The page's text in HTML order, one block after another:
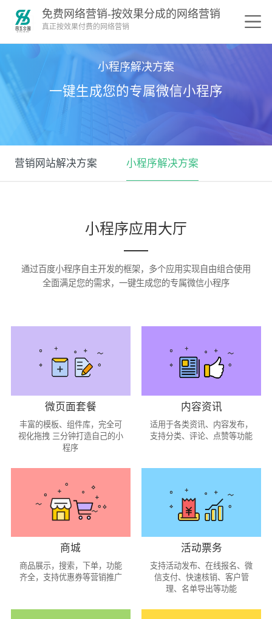
免费网络营销-按效果分成的网络营销
真正按效果付费的网络营销
小程序解决方案
一键生成您的专属微信小程序
营销网站解决方案 小程序解决方案
小程序应用大厅
通过百度小程序自主开发的框架，多个应用实现自由组合使用
全面满足您的需求，一键生成您的专属微信小程序
微页面套餐
丰富的模板、组件库，完全可
视化拖拽 三分钟打造自己的小
程序
内容资讯
适用于各类资讯、内容发布，
支持分类、评论、点赞等功能
商城
商品展示，搜索，下单，功能
齐全，支持优惠券等营销推广
活动票务
支持活动发布、在线报名、微
信支付、快速核销、客户管
理、名单导出等功能